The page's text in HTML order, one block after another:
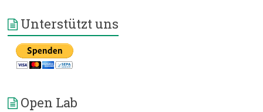
Unterstützt uns
Open Lab